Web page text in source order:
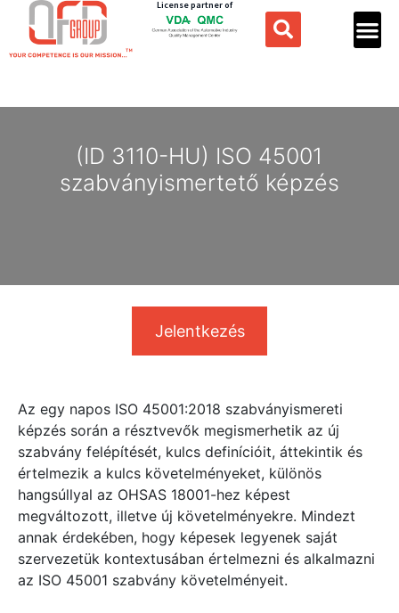
License partner of
(ID 3110-HU) ISO 45001
szabványismertető képzés
Jelentkezés
Az egy napos ISO 45001:2018 szabványismereti
képzés során a résztvevők megismerhetik az új
szabvány felépítését, kulcs definícióit, áttekintik és
értelmezik a kulcs követelményeket, különös
hangsúllyal az OHSAS 18001-hez képest
megváltozott, illetve új követelményekre. Mindezt
annak érdekében, hogy képesek legyenek saját
szervezetük kontextusában értelmezni és alkalmazni
az ISO 45001 szabvány követelményeit.­­